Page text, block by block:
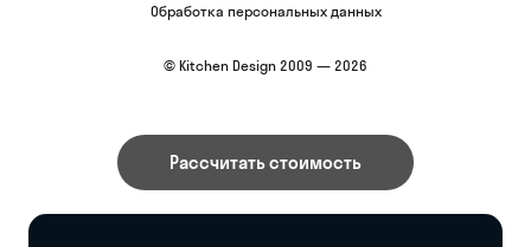
Обработка персональных данных
© Kitchen Design 2009 — 2026
Рассчитать стоимость